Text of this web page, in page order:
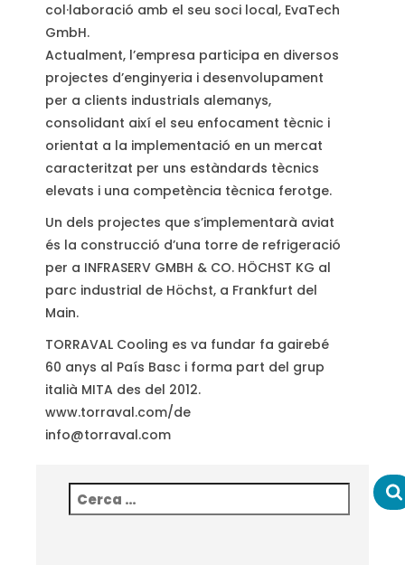
col·laboració amb el seu soci local, EvaTech
GmbH.
Actualment, l’empresa participa en diversos
projectes d’enginyeria i desenvolupament
per a clients industrials alemanys,
consolidant així el seu enfocament tècnic i
orientat a la implementació en un mercat
caracteritzat per uns estàndards tècnics
elevats i una competència tècnica ferotge.
Un dels projectes que s’implementarà aviat
és la construcció d’una torre de refrigeració
per a INFRASERV GMBH & CO. HÖCHST KG al
parc industrial de Höchst, a Frankfurt del
Main.
TORRAVAL Cooling es va fundar fa gairebé
60 anys al País Basc i forma part del grup
italià MITA des del 2012.
www.torraval.com/de
info@torraval.com